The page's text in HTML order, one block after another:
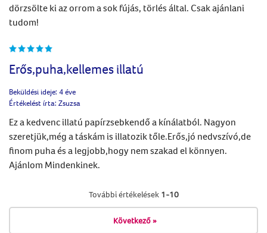
dörzsölte ki az orrom a sok fújás, törlés által. Csak ajánlani
tudom!
Erős,puha,kellemes illatú
Beküldési ideje: 4 éve
Értékelést írta: Zsuzsa
Ez a kedvenc illatú papírzsebkendő a kínálatból. Nagyon
szeretjük,még a táskám is illatozik tőle.Erős,jó nedvszívó,de
finom puha és a legjobb,hogy nem szakad el könnyen.
Ajánlom Mindenkinek.
További értékelések 1-10
Következő»